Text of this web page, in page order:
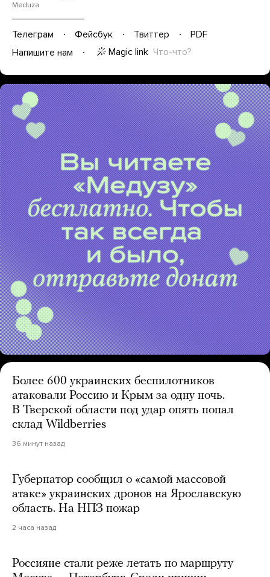
Meduza
Телеграм Фейсбук Твиттер
PDF
Напишите нам
Magic link Что-что?
Более 600 украинских беспилотников
атаковали Россию и Крым за одну ночь.
В Тверской области под удар опять попал
склад Wildberries
36 минут назад
Губернатор сообщил о «самой массовой
атаке» украинских дронов на Ярославскую
область. На НПЗ пожар
2 часа назад
Россияне стали реже летать по маршруту